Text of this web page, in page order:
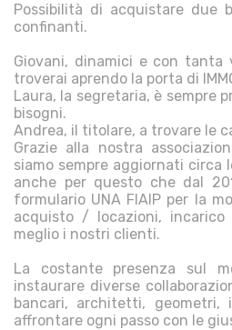
Possibilità di acquistare due
confinanti.
Giovani, dinamici e con
troverai aprendo la porta di
Laura, la segretaria, è sempre
bisogni.
Andrea, il titolare, a trovare le
Grazie alla nostra
siamo sempre aggiornati circa
anche per questo che dal
formulario UNA FIAIP per la
acquisto / locazioni,
meglio i nostri clienti.
La costante presenza sul
instaurare diverse
bancari, architetti, geometri,
affrontare ogni passo con le